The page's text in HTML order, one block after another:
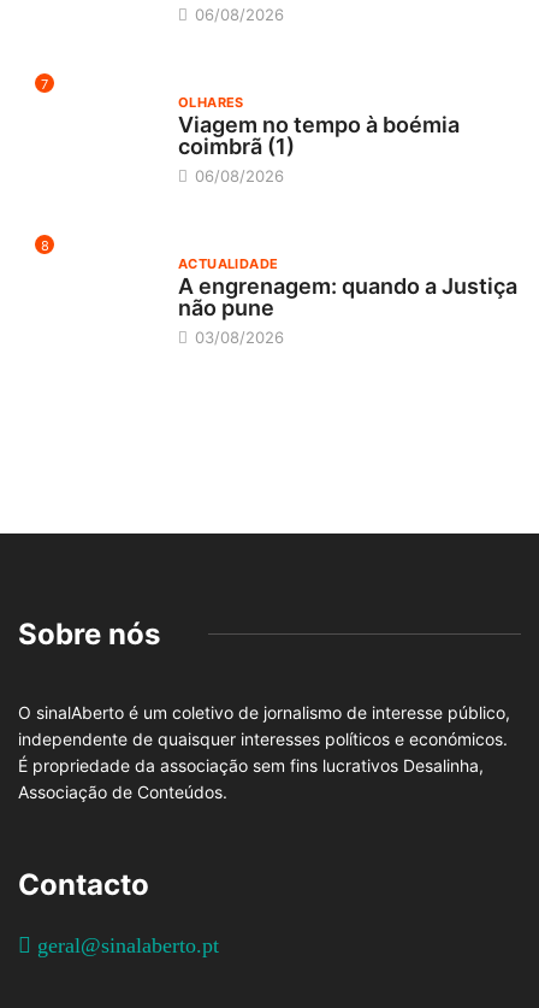
06/08/2026
7
OLHARES
Viagem no tempo à boémia
coimbrã (1)
06/08/2026
8
ACTUALIDADE
A engrenagem: quando a Justiça
não pune
03/08/2026
Sobre nós
O sinalAberto é um coletivo de jornalismo de interesse público,
independente de quaisquer interesses políticos e económicos.
É propriedade da associação sem fins lucrativos Desalinha,
Associação de Conteúdos.
Contacto
geral@sinalaberto.pt